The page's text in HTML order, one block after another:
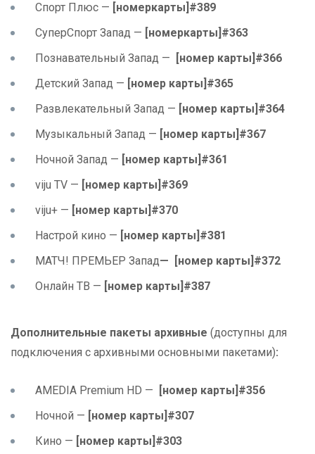
Спорт Плюс — [номеркарты]#389
СуперСпорт Запад — [номеркарты]#363
Познавательный Запад —
[номер карты]#366
Детский Запад — [номер карты]#365
Развлекательный Запад — [номер карты]#364
Музыкальный Запад — [номер карты]#367
Ночной Запад — [номер карты]#361
viju TV — [номер карты]#369
viju+ — [номер карты]#370
Настрой кино — [номер карты]#381
МАТЧ! ПРЕМЬЕР Запад— [номер карты]#372
Онлайн ТВ — [номер карты]#387
Дополнительные пакеты архивные (доступны для
подключения с архивными основными пакетами):
AMEDIA Premium HD — [номер карты]#356
Ночной — [номер карты]#307
Кино — [номер карты]#303